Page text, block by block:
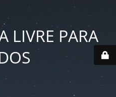
LIVRE PARA